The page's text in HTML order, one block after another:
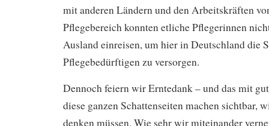
mit anderen Ländern und den Arbeitskräften
Pflegebereich konnten etliche Pflegerinnen
Ausland einreisen, um hier in Deutschland die
Pflegebedürftigen zu versorgen.
Dennoch feiern wir Erntedank – und das mit
diese ganzen Schattenseiten machen sichtbar,
denken müssen. Wie sehr wir miteinander